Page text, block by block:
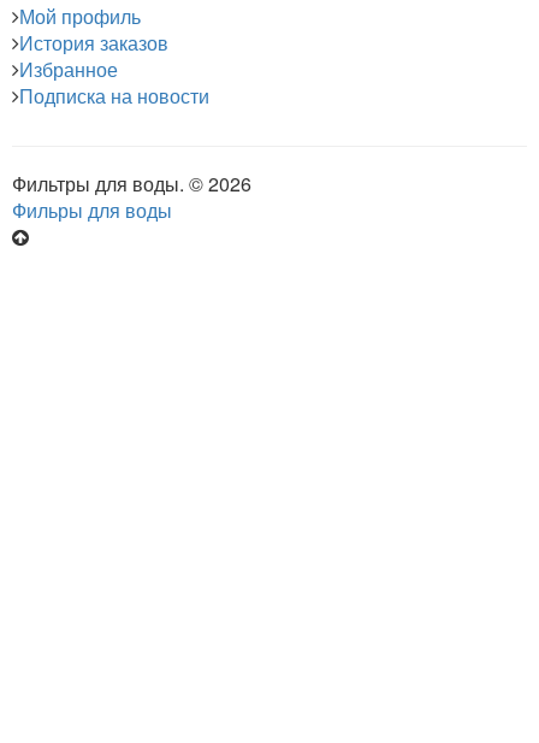
Мой профиль
История заказов
Избранное
Подписка на новости
Фильтры для воды. © 2026
Фильры для воды